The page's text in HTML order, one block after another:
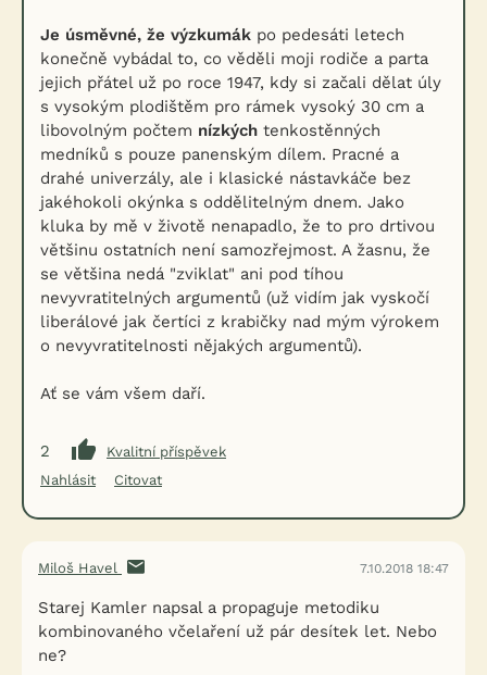
Je úsměvné, že výzkumák po pedesáti letech
konečně vybádal to, co věděli moji rodiče a parta
jejich přátel už po roce 1947, kdy si začali dělat úly
s vysokým plodištěm pro rámek vysoký 30 cm a
libovolným počtem nízkých tenkostěnných
medníků s pouze panenským dílem. Pracné a
drahé univerzály, ale i klasické nástavkáče bez
jakéhokoli okýnka s oddělitelným dnem. Jako
kluka by mě v životě nenapadlo, že to pro drtivou
většinu ostatních není samozřejmost. A žasnu, že
se většina nedá "zviklat" ani pod tíhou
nevyvratitelných argumentů (už vidím jak vyskočí
liberálové jak čertíci z krabičky nad mým výrokem
o nevyvratitelnosti nějakých argumentů).
Ať se vám všem daří.
2
Kvalitní příspěvek
Nahlásit
Citovat
Miloš Havel 7.10.2018 18:47
Starej Kamler napsal a propaguje metodiku
kombinovaného včelaření už pár desítek let. Nebo
ne?